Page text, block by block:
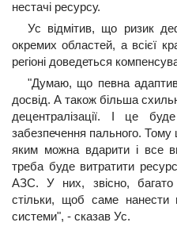
нестачі ресурсу.
Ус відмітив, що ризик
окремих областей, а всієї
регіоні доведеться
"Думаю, що певна
досвід. А також більша
децентралізації. І це
забезпечення пального.
яким можна вдарити і все
треба буде витратити
АЗС. У них, звісно,
стільки, щоб саме нанести
системи", - сказав Ус.